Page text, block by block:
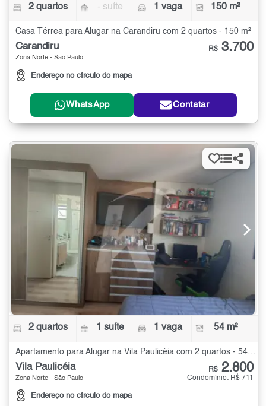
2 quartos - suíte 1 vaga 150 m²
Casa Térrea para Alugar na Carandiru com 2 quartos - 150 m²
Carandiru
Zona Norte - São Paulo
Endereço no círculo do mapa
R$ 3.700
WhatsApp Contatar
2 quartos 1 suíte 1 vaga 54 m²
Vila Paulicéia
Zona Norte - São Paulo
Endereço no círculo do mapa
R$ 2.800
Condomínio: R$ 711